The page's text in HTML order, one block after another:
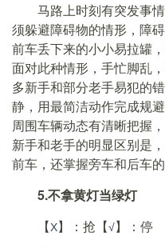
马路上时刻有突发事情
须躲避障碍物的情形，障
前车丢下来的小小易拉罐
面对此种情形，手忙脚乱
多新手和部分老手易犯的
静，用最简洁动作完成规
周围车辆动态有清晰把握
新手和老手的明显区别是
前车，还掌握旁车和后车的
5.不拿黄灯当绿灯
【Χ】：抢【√】：停